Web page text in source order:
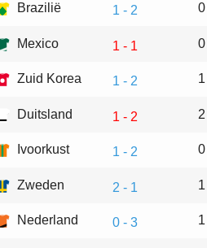
Brazilië 1 - 2
Mexico 1 - 1
Zuid Korea 1 - 2
Duitsland 1 - 2
Ivoorkust 1 - 2
Zweden 2 - 1
Nederland 0 - 3